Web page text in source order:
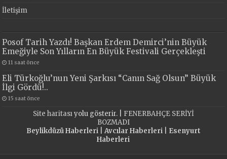
İletişim
Posof Tarih Yazdı! Başkan Erdem Demirci’nin Büyük
Emeğiyle Son Yılların En Büyük Festivali Gerçekleşti
11 saat önce
Eli Türkoğlu’nun Yeni Şarkısı “Canın Sağ Olsun” Büyük
İlgi Gördü!..
15 saat önce
Site haritasıyolu gösterir. | FENERBAHÇE SERİYİ
BOZMADI
Beylikdüzü Haberleri| Avcılar Haberleri| Esenyurt
Haberleri